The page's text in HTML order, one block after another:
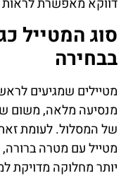
דווקא מאפשרת לראות
סוג המטייל
בבחירה
מטיילים שמגיעים
מנסיעה מלאה, משום
של המסלול. לעומת
מטייל עם מטרה ברורה,
יותר מחלוקה מדויקת